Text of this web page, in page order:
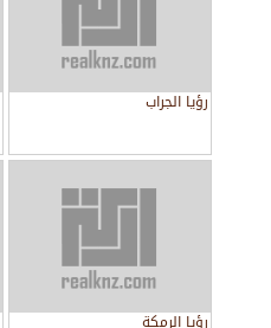
رؤيا الجراب
رؤيا الرمكة